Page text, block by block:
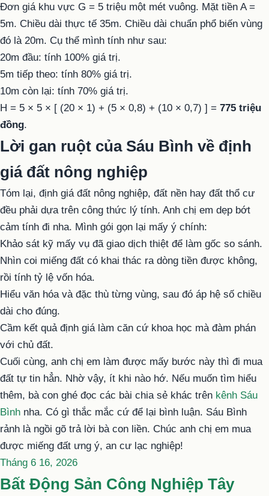
Đơn giá khu vực G = 5 triệu một mét vuông. Mặt tiền A =
5m. Chiều dài thực tế 35m. Chiều dài chuẩn phổ biến vùng
đó là 20m. Cụ thể mình tính như sau:
20m đầu: tính 100% giá trị.
5m tiếp theo: tính 80% giá trị.
10m còn lại: tính 70% giá trị.
H = 5 × 5 × [ (20 × 1) + (5 × 0,8) + (10 × 0,7) ] = 775 triệu
đồng.
Lời gan ruột của Sáu Bình về định
giá đất nông nghiệp
Tóm lại, định giá đất nông nghiệp, đất nền hay đất thổ cư
đều phải dựa trên công thức lý tính. Anh chị em dẹp bớt
cảm tính đi nha. Mình gói gọn lại mấy ý chính:
Khảo sát kỹ mấy vụ đã giao dịch thiệt để làm gốc so sánh.
Nhìn coi miếng đất có khai thác ra dòng tiền được không,
rồi tính tỷ lệ vốn hóa.
Hiểu văn hóa và đặc thù từng vùng, sau đó áp hệ số chiều
dài cho đúng.
Cầm kết quả định giá làm căn cứ khoa học mà đàm phán
với chủ đất.
Cuối cùng, anh chị em làm được mấy bước này thì đi mua
đất tự tin hẳn. Nhờ vậy, ít khi nào hớ. Nếu muốn tìm hiểu
thêm, bà con ghé đọc các bài chia sẻ khác trên kênh Sáu
Bình nha. Có gì thắc mắc cứ để lại bình luận. Sáu Bình
rảnh là ngồi gõ trả lời bà con liền. Chúc anh chị em mua
được miếng đất ưng ý, an cư lạc nghiệp!
Đăng
trong
Tháng 6 16, 2026
Bất Động Sản Công Nghiệp Tây